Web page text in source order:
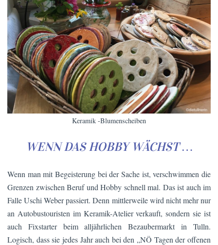
Keramik -Blumenscheiben
WENN DAS HOBBY WÄCHST …
Wenn man mit Begeisterung bei der Sache ist, verschwimmen die
Grenzen zwischen Beruf und Hobby schnell mal. Das ist auch im
Falle Uschi Weber passiert. Denn mittlerweile wird nicht mehr nur
an Autobustouristen im Keramik-Atelier verkauft, sondern sie ist
auch Fixstarter beim alljährlichen Bezaubermarkt in Tulln.
Logisch, dass sie jedes Jahr auch bei den „NÖ Tagen der offenen